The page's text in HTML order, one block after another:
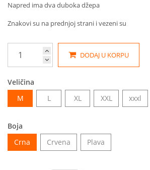
Napred ima dva duboka džepa
Znakovi su na prednjoj strani i vezeni su
DODAJ U KORPU
Veličina
M
L XL XXL xxxl
Boja
Crna
Crvena Plava